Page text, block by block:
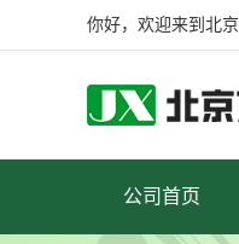
你好，欢迎来到北
公司首页